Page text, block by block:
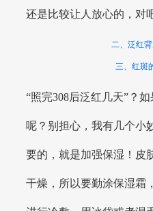
还是比较让人放心的，对
二、泛红
三、红斑
“照完308后泛红几天”？
呢？别担心，我有几个小
要的，就是加强保湿！皮
干燥，所以要勤涂保湿霜